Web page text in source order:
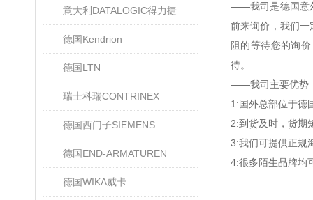
意大利DATALOGIC得力捷
德国Kendrion
德国LTN
瑞士科瑞CONTRINEX
德国西门子SIEMENS
德国END-ARMATUREN
德国WIKA威卡
——我司是德国意
前来询价，我们
阻的等待您的询
待。
——我司主要优势
1:国外总部位于德
2:到货及时，货期
3:我们可提供正规
4:很多陌生品牌均